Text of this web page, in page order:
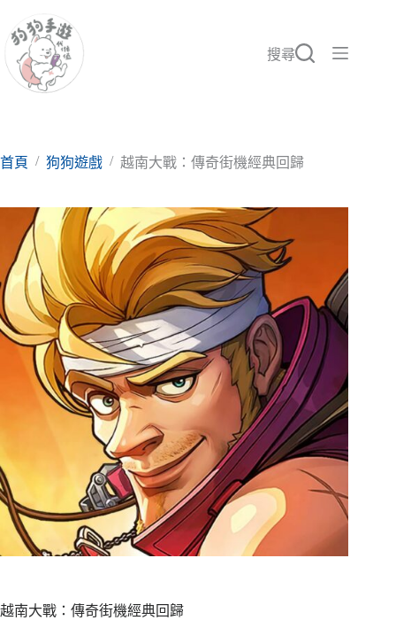
至
要
搜尋
首頁 / 狗狗遊戲 / 越南大戰：傳奇街機經典回歸
越南大戰：傳奇街機經典回歸